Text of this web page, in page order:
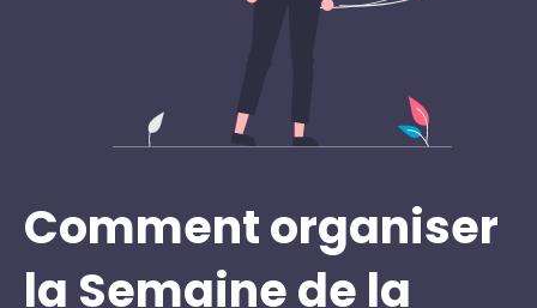
Comment organiser
la Semaine de la